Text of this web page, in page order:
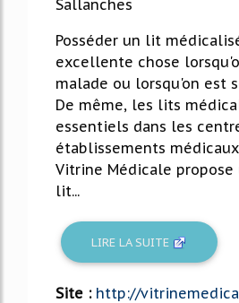
Sallanches
Posséder un lit
excellente chose
malade ou lorsqu'on est
De même, les lits
essentiels dans les
établissements
Vitrine Médicale propose
lit...
LIRE LA SUITE
Site : http://